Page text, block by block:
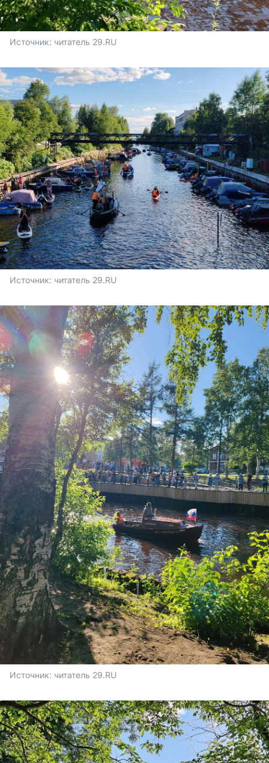
Источник: читатель 29.RU
Источник: читатель 29.RU
Источник: читатель 29.RU